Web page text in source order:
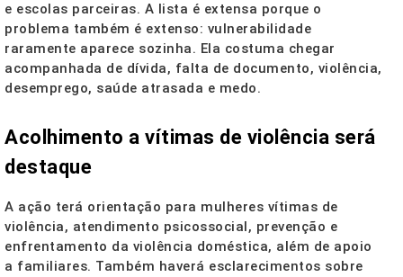
e escolas parceiras. A lista é extensa porque o
problema também é extenso: vulnerabilidade
raramente aparece sozinha. Ela costuma chegar
acompanhada de dívida, falta de documento, violência,
desemprego, saúde atrasada e medo.
Acolhimento a vítimas de violência será
destaque
A ação terá orientação para mulheres vítimas de
violência, atendimento psicossocial, prevenção e
enfrentamento da violência doméstica, além de apoio
a familiares. Também haverá esclarecimentos sobre